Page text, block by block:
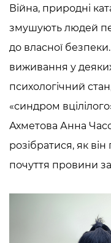
Війна, природні
змушують людей
до власної
виживання у
психологічний
«синдром
Ахметова Анна
розібратися, як
почуття провини